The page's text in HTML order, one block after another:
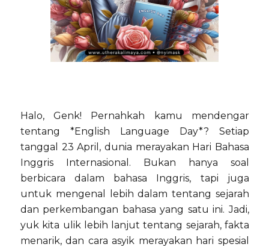
Halo, Genk! Pernahkah kamu mendengar
tentang *English Language Day*? Setiap
tanggal 23 April, dunia merayakan Hari Bahasa
Inggris Internasional. Bukan hanya soal
berbicara dalam bahasa Inggris, tapi juga
untuk mengenal lebih dalam tentang sejarah
dan perkembangan bahasa yang satu ini. Jadi,
yuk kita ulik lebih lanjut tentang sejarah, fakta
menarik, dan cara asyik merayakan hari spesial